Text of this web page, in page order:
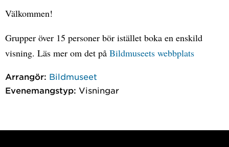
Välkommen!
Grupper över 15 personer bör istället boka en enskild
visning. Läs mer om det på Bildmuseets webbplats
Arrangör: Bildmuseet
Evenemangstyp: Visningar